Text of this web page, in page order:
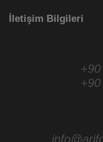
İletişim Bilgileri